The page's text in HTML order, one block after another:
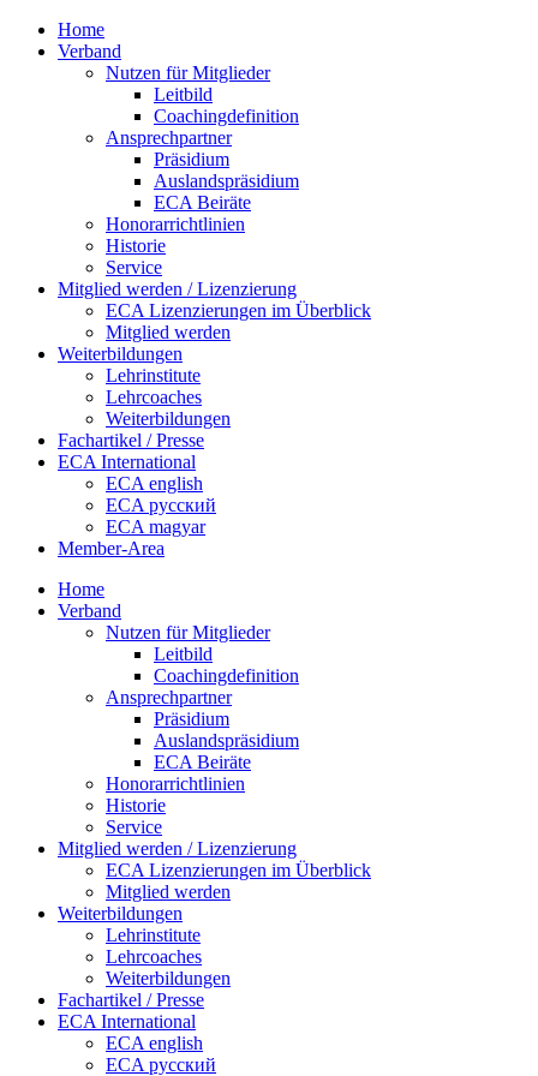
Home
Verband
Nutzen für Mitglieder
Leitbild
Coachingdefinition
Ansprechpartner
Präsidium
Auslandspräsidium
ECA Beiräte
Honorarrichtlinien
Historie
Service
Mitglied werden / Lizenzierung
ECA Lizenzierungen im Überblick
Mitglied werden
Weiterbildungen
Lehrinstitute
Lehrcoaches
Weiterbildungen
Fachartikel / Presse
ECA International
ECA english
ECA русский
ECA magyar
Member-Area
Home
Verband
Nutzen für Mitglieder
Leitbild
Coachingdefinition
Ansprechpartner
Präsidium
Auslandspräsidium
ECA Beiräte
Honorarrichtlinien
Historie
Service
Mitglied werden / Lizenzierung
ECA Lizenzierungen im Überblick
Mitglied werden
Weiterbildungen
Lehrinstitute
Lehrcoaches
Weiterbildungen
Fachartikel / Presse
ECA International
ECA english
ECA русский